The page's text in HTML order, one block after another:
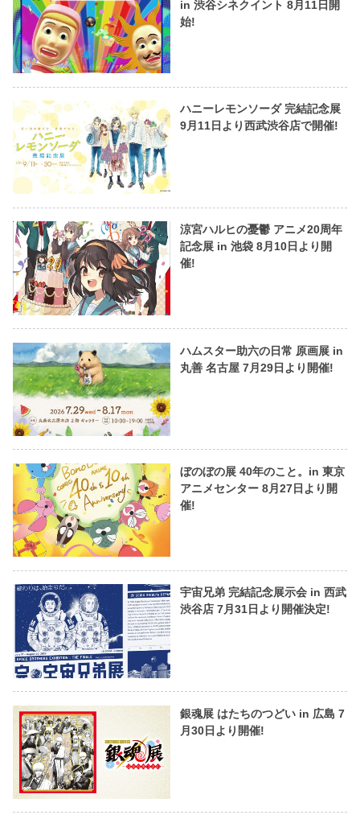
in 渋谷シネクイント 8月11日開
始!
ハニーレモンソーダ 完結記念展
9月11日より西武渋谷店で開催!
涼宮ハルヒの憂鬱 アニメ20周年
記念展 in 池袋 8月10日より開
催!
ハムスター助六の日常 原画展 in
丸善 名古屋 7月29日より開催!
ぼのぼの展 40年のこと。in 東京
アニメセンター 8月27日より開
催!
宇宙兄弟 完結記念展示会 in 西武
渋谷店 7月31日より開催決定!
銀魂展 はたちのつどい in 広島 7
月30日より開催!